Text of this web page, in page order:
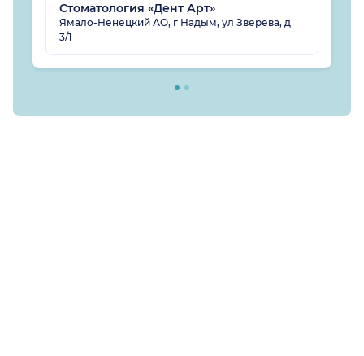
Стоматология «Дент Арт»
Ямало-Ненецкий АО, г Надым, ул Зверева, д
3/1